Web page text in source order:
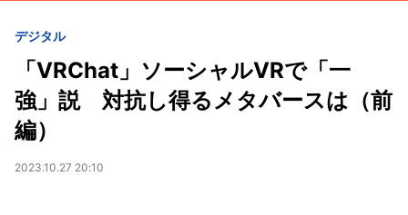
デジタル
「VRChat」ソーシャルVRで「一
強」説 対抗し得るメタバースは（前
編）
2023.10.27 20:10